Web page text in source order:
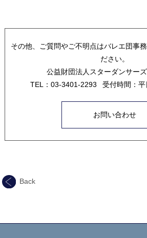
その他、ご質問やご不明点はバレエ団事
ださい。
公益財団法人スターダンサー
TEL：03-3401-2293 受付時間：
お問い合わせ
Back